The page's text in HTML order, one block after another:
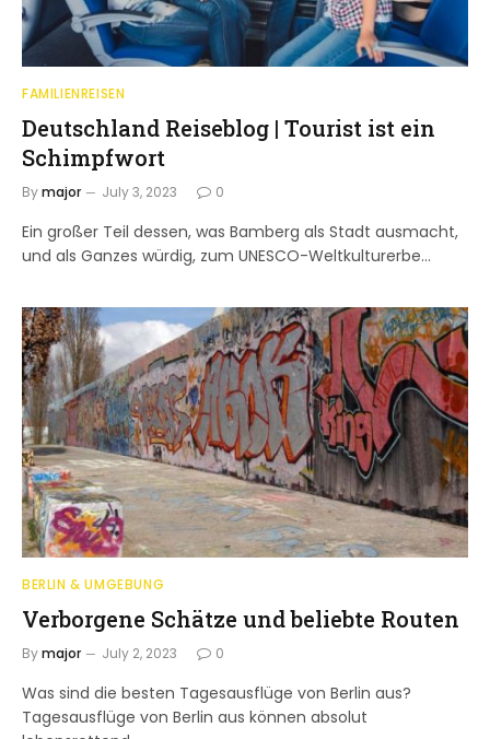
FAMILIENREISEN
Deutschland Reiseblog | Tourist ist ein
Schimpfwort
Bymajor July 3, 2023 0
Ein großer Teil dessen, was Bamberg als Stadt ausmacht,
und als Ganzes würdig, zum UNESCO-Weltkulturerbe…
BERLIN & UMGEBUNG
Verborgene Schätze und beliebte Routen
Bymajor July 2, 2023 0
Was sind die besten Tagesausflüge von Berlin aus?
Tagesausflüge von Berlin aus können absolut